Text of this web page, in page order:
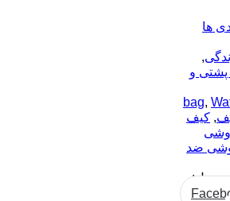
ها
,
پشتی و
bag,
, کیف
ضد